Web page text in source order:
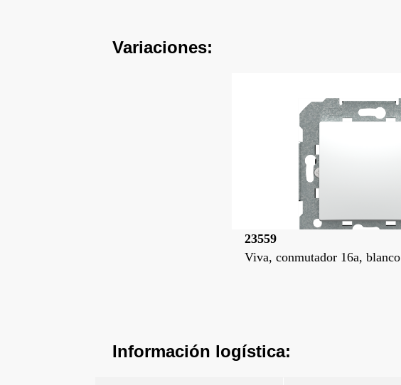
Variaciones:
23559
Viva, conmutador 16a, blanco
Información logística: